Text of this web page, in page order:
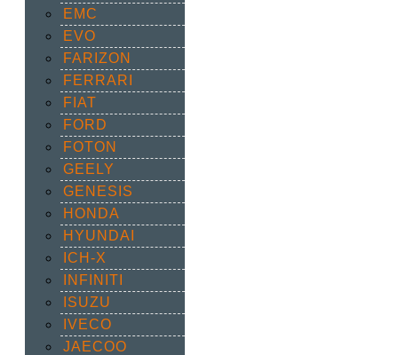
EMC
EVO
FARIZON
FERRARI
FIAT
FORD
FOTON
GEELY
GENESIS
HONDA
HYUNDAI
ICH-X
INFINITI
ISUZU
IVECO
JAECOO